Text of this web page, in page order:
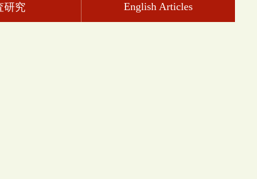
研究 English Articles